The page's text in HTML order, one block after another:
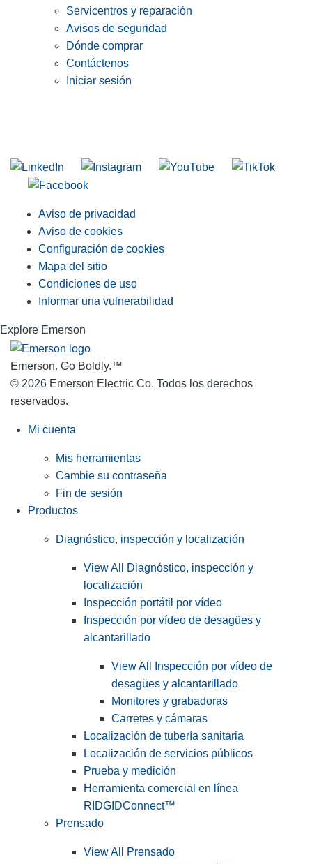
Servicentros y reparación
Avisos de seguridad
Dónde comprar
Contáctenos
Iniciar sesión
Aviso de privacidad
Aviso de cookies
Configuración de cookies
Mapa del sitio
Condiciones de uso
Informar una vulnerabilidad
Explore Emerson
Emerson. Go Boldly.™
© 2026 Emerson Electric Co. Todos los derechos
reservados.
Mi cuenta
Mis herramientas
Cambie su contraseña
Fin de sesión
Productos
Diagnóstico, inspección y localización
View All Diagnóstico, inspección y
localización
Inspección portátil por vídeo
Inspección por vídeo de desagües y
alcantarillado
View All Inspección por vídeo de
desagües y alcantarillado
Monitores y grabadoras
Carretes y cámaras
Localización de tubería sanitaria
Localización de servicios públicos
Prueba y medición
Herramienta comercial en línea
RIDGIDConnect™
Prensado
View All Prensado